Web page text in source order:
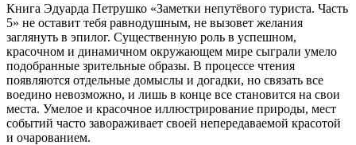
Книга Эдуарда Петрушко «Заметки непутёвого туриста. Часть
5» не оставит тебя равнодушным, не вызовет желания
заглянуть в эпилог. Существенную роль в успешном,
красочном и динамичном окружающем мире сыграли умело
подобранные зрительные образы. В процессе чтения
появляются отдельные домыслы и догадки, но связать все
воедино невозможно, и лишь в конце все становится на свои
места. Умелое и красочное иллюстрирование природы, мест
событий часто завораживает своей непередаваемой красотой
и очарованием.